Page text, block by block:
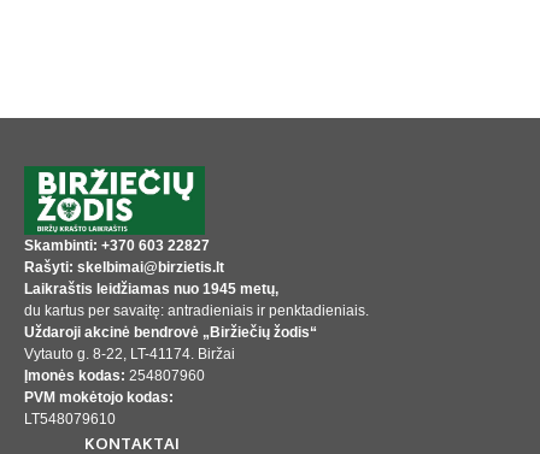
Skambinti: +370 603 22827
Rašyti: skelbimai@birzietis.lt
Laikraštis leidžiamas nuo 1945 metų,
du kartus per savaitę: antradieniais ir penktadieniais.
Uždaroji akcinė bendrovė „Biržiečių žodis“
Vytauto g. 8-22, LT-41174. Biržai
Įmonės kodas: 254807960
PVM mokėtojo kodas:
LT548079610
KONTAKTAI